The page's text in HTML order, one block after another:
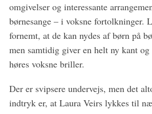
omgivelser og interessante
børnesange – i voksne fortolkninger.
fornemt, at de kan nydes af børn på
men samtidig giver en helt ny kant
høres voksne briller.
Der er svipsere undervejs, men det
indtryk er, at Laura Veirs lykkes til